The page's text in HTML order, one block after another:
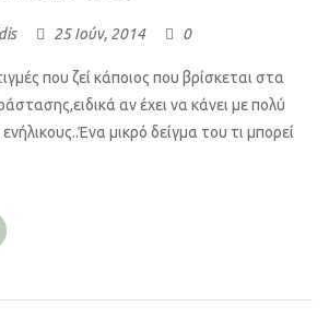
25 Ιούν, 2014 0
που ζεί κάποιος που βρίσκεται στα
αν έχει να κάνει με πολύ
μικρό δείγμα του τι μπορεί